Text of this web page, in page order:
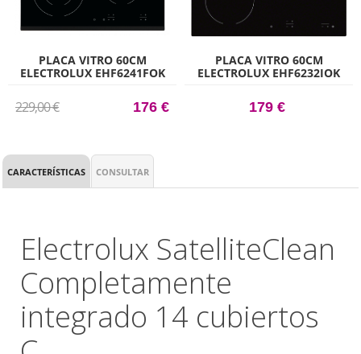
PLACA VITRO 60CM
ELECTROLUX EHF6241FOK
DE COCCIÓN
229,00 € 176 €
PLACA VITRO 60CM
ELECTROLUX EHF6232IOK
DE COCCIÓN ZONA TRIPLE
179 €
CARACTERÍSTICAS CONSULTAR